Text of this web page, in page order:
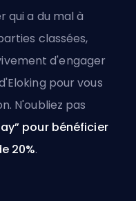
qui a du mal à
classées,
d'engager
pour vous
N'oubliez pas
pour bénéficier
20%.